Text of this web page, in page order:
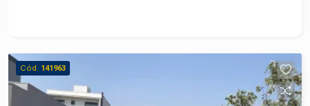
com ótima localização e infraestrutura. Excelente
oportunidade a poucos minutos do centro da
cidade!
Cód. 141963